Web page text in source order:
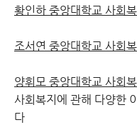
황인하 중앙대학교 사회
조서연 중앙대학교 사회
양휘모 중앙대학교 사회
사회복지에 관해 다양한
다